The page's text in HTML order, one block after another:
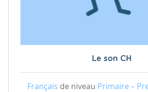
Le son CH
Français de niveau Primaire –